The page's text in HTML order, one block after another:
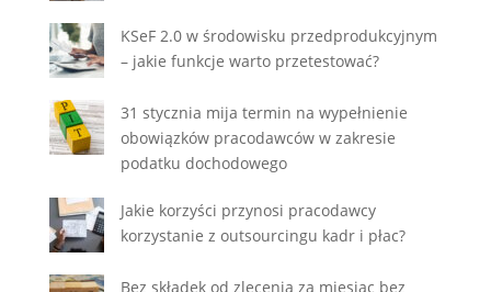
KSeF 2.0 w środowisku przedprodukcyjnym
– jakie funkcje warto przetestować?
31 stycznia mija termin na wypełnienie
obowiązków pracodawców w zakresie
podatku dochodowego
Jakie korzyści przynosi pracodawcy
korzystanie z outsourcingu kadr i płac?
Bez składek od zlecenia za miesiąc bez